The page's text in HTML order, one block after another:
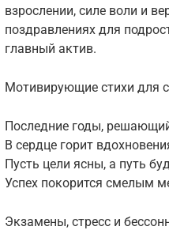
взрослении, силе воли и
поздравлениях для
главный актив.
Мотивирующие стихи для
Последние годы,
В сердце горит
Пусть цели ясны, а путь
Успех покорится смелым
Экзамены, стресс и